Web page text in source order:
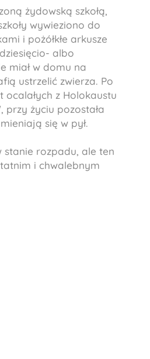
żydowską szkołą,
wywieziono do
i pożółkłe arkusze
albo
miał w domu na
ustrzelić zwierza. Po
ocalałych z Holokaustu
przy życiu pozostała
się w pył.
rozpadu, ale ten
i chwalebnym